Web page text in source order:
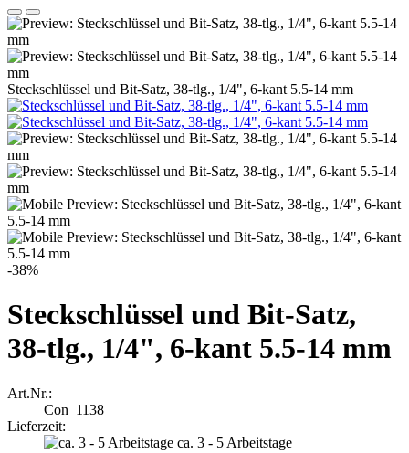
Steckschlüssel und Bit-Satz, 38-tlg., 1/4", 6-kant 5.5-14 mm
-38%
Steckschlüssel und Bit-Satz,
38-tlg., 1/4", 6-kant 5.5-14 mm
Art.Nr.:
Con_1138
Lieferzeit:
ca. 3 - 5 Arbeitstage